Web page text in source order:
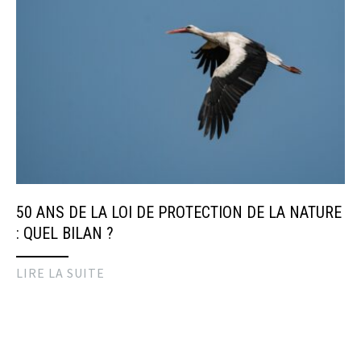
50 ANS DE LA LOI DE PROTECTION DE LA NATURE
: QUEL BILAN ?
LIRE LA SUITE